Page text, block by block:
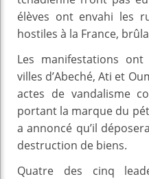
élèves ont envahi les
hostiles à la France,
Les manifestations
villes d’Abeché, Ati et
actes de vandalisme
portant la marque du
a annoncé qu’il
destruction de biens.
Quatre des cinq